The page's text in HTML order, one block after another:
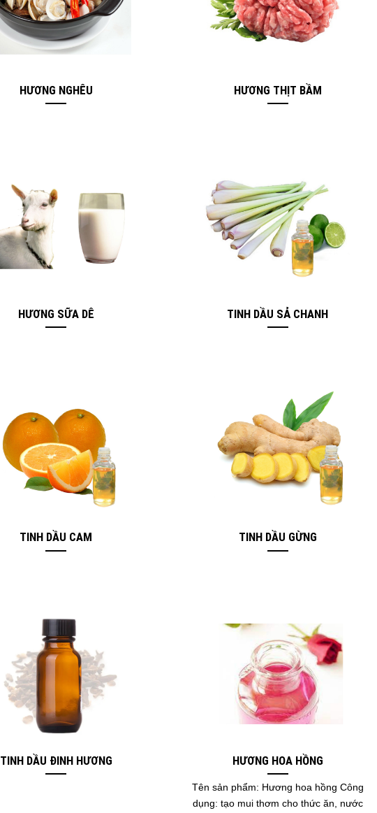
HƯƠNG NGHÊU HƯƠNG THỊT BẦM
HƯƠNG SỮA DÊ TINH DẦU SẢ CHANH
TINH DẦU CAM TINH DẦU GỪNG
TINH DẦU ĐINH HƯƠNG HƯƠNG HOA HỒNG
Tên sản phẩm: Hương hoa hồng Công
dụng: tạo mui thơm cho thức ăn, nước